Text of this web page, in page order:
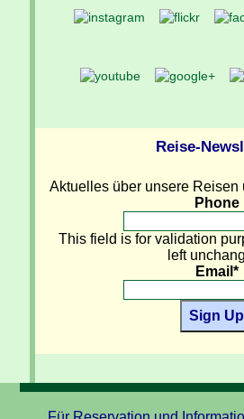
Reise-
Aktuelles über unsere Reisen
Phone
This field is for validation
left
Email *
Sign Up